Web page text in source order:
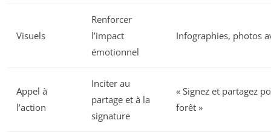
Visuels
Renforcer
l’impact
émotionnel
Infographies, photos
Appel à
l’action
Inciter au
partage et à la
signature
« Signez et partagez
forêt »